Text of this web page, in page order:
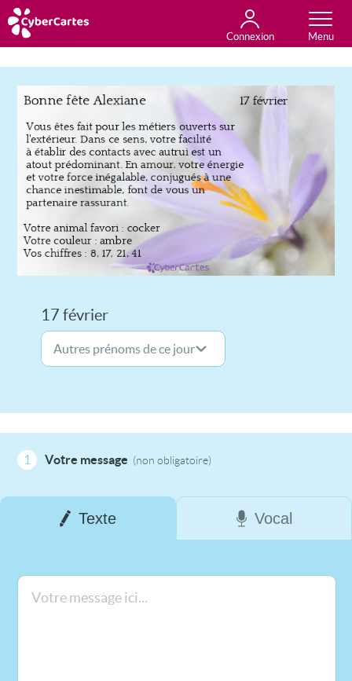
Connexion
Anniversaire
Fête du jour
Amour
Amitié
Merci
Toutes les cartes
17 février
1 Votre message (non obligatoire)
Texte Vocal